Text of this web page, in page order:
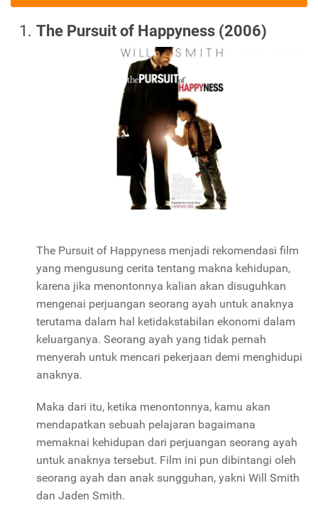
The Pursuit of Happyness (2006)
The Pursuit of Happyness menjadi rekomendasi film
yang mengusung cerita tentang makna kehidupan,
karena jika menontonnya kalian akan disuguhkan
mengenai perjuangan seorang ayah untuk anaknya
terutama dalam hal ketidakstabilan ekonomi dalam
keluarganya. Seorang ayah yang tidak pernah
menyerah untuk mencari pekerjaan demi menghidupi
anaknya.
Maka dari itu, ketika menontonnya, kamu akan
mendapatkan sebuah pelajaran bagaimana
memaknai kehidupan dari perjuangan seorang ayah
untuk anaknya tersebut. Film ini pun dibintangi oleh
seorang ayah dan anak sungguhan, yakni Will Smith
dan Jaden Smith.